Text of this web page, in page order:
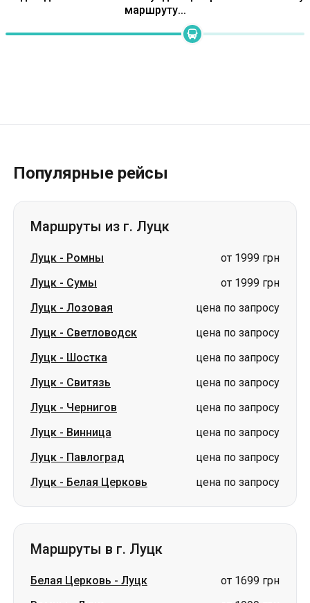
маршруту...
Популярные рейсы
Маршруты из г. Луцк
Луцк - Ромны
от 1999 грн
Луцк - Сумы
от 1999 грн
Луцк - Лозовая
цена по запросу
Луцк - Светловодск
цена по запросу
Луцк - Шостка
цена по запросу
Луцк - Свитязь
цена по запросу
Луцк - Чернигов
цена по запросу
Луцк - Винница
цена по запросу
Луцк - Павлоград
цена по запросу
Луцк - Белая Церковь цена по запросу
Маршруты в г. Луцк
Белая Церковь - Луцк
от 1699 грн